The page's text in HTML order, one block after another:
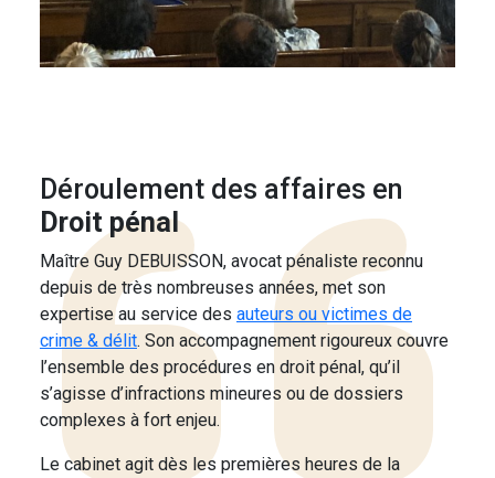
Déroulement des affaires en
Droit pénal
Maître Guy DEBUISSON, avocat pénaliste reconnu
depuis de très nombreuses années, met son
expertise au service des auteurs ou victimes de
crime & délit. Son accompagnement rigoureux couvre
l’ensemble des procédures en droit pénal, qu’il
s’agisse d’infractions mineures ou de dossiers
complexes à fort enjeu.
Le cabinet agit dès les premières heures de la